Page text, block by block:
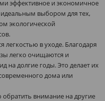
эффективное и экономичное
выбором для тех,
экологической
легкостью в уходе. Благодаря
легко очищаются и
на долгие годы. Это делает их
дома или
обратить внимание на другие